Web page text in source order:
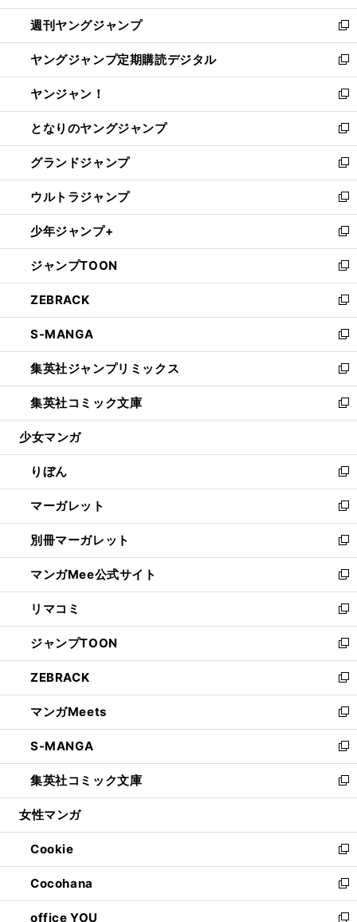
開
く
ウ
で
開
く
ン
ド
ウ
で
開
く
ウ
ィ
ン
ド
ウ
で
開
く
週刊ヤングジャンプ
新
し
い
ウ
ィ
ン
ド
ウ
で
開
く
ヤングジャンプ定期購読デジタル
新
し
い
ウ
ィ
ン
ド
ウ
で
開
く
ヤンジャン！
新
し
い
ウ
ィ
ン
ド
ウ
で
開
く
となりのヤングジャンプ
新
し
い
ウ
ィ
ン
ド
ウ
で
開
く
グランドジャンプ
新
し
い
ウ
ィ
ン
ド
ウ
で
開
く
ウルトラジャンプ
新
し
い
ウ
ィ
ン
ド
ウ
で
開
く
少年ジャンプ+
新
し
い
ウ
ィ
ン
ド
ウ
で
開
く
ジャンプTOON
新
し
い
ウ
ィ
ン
ド
ウ
で
開
ZEBRACK
新
し
い
ウ
ィ
ン
ド
ウ
開
く
S-MANGA
新
し
い
ウ
ィ
ン
ウ
で
開
く
集英社ジャンプリミックス
新
し
い
ウ
ン
ド
ウ
で
開
く
集英社コミック文庫
新
し
ウ
ィ
ン
ド
ウ
で
開
く
少女マンガ
りぼん
新
し
い
ウ
ィ
ン
ド
ウ
で
開
く
マーガレット
新
し
い
ウ
ィ
ン
ド
ウ
で
開
く
別冊マーガレット
新
し
い
ウ
ィ
ン
ド
ウ
で
開
く
マンガMee公式サイト
新
し
い
ウ
ィ
ン
ド
ウ
で
開
く
リマコミ
新
し
い
ウ
ィ
ン
ド
ウ
で
開
く
ジャンプTOON
新
し
い
ウ
ィ
ン
ド
ウ
で
開
ZEBRACK
新
し
い
ウ
ィ
ン
ド
ウ
開
く
マンガMeets
新
し
い
ウ
ィ
ン
ウ
で
開
く
S-MANGA
新
し
い
ウ
ン
ド
ウ
で
開
く
集英社コミック文庫
新
し
ウ
ィ
ン
ド
ウ
で
女性マンガ
Cookie
新
し
い
ウ
Cocohana
新
し
office YOU